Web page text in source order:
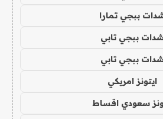
ببجي تمارا
ببجي تابي
ببجي تابي
ايتونز امريكي
سعودي اقساط